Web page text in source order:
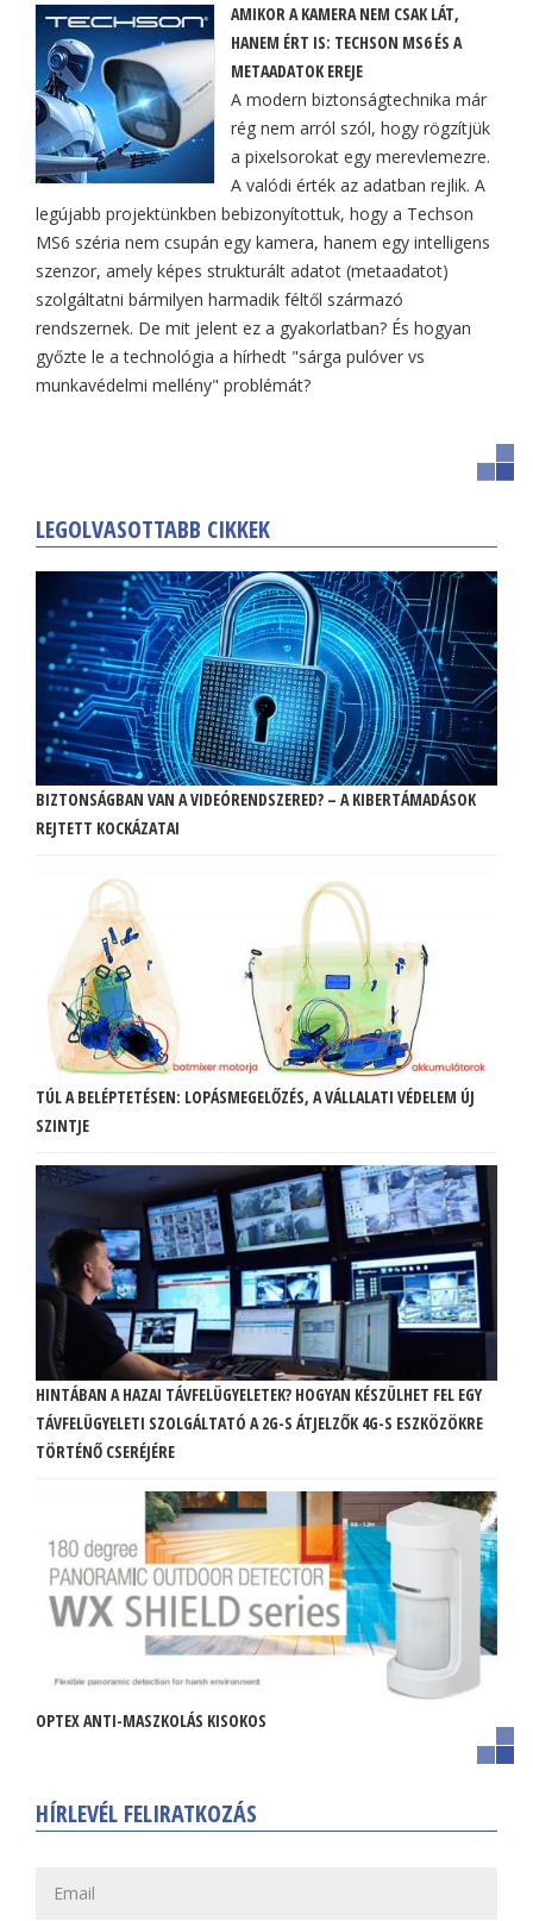
AMIKOR A KAMERA NEM CSAK LÁT,
HANEM ÉRT IS: TECHSON MS6 ÉS A
METAADATOK EREJE
A modern biztonságtechnika már
rég nem arról szól, hogy rögzítjük
a pixelsorokat egy merevlemezre.
A valódi érték az adatban rejlik. A
legújabb projektünkben bebizonyítottuk, hogy a Techson
MS6 széria nem csupán egy kamera, hanem egy intelligens
szenzor, amely képes strukturált adatot (metaadatot)
szolgáltatni bármilyen harmadik féltől származó
rendszernek. De mit jelent ez a gyakorlatban? És hogyan
győzte le a technológia a hírhedt "sárga pulóver vs
munkavédelmi mellény" problémát?
LEGOLVASOTTABB CIKKEK
BIZTONSÁGBAN VAN A VIDEÓRENDSZERED? – A KIBERTÁMADÁSOK
REJTETT KOCKÁZATAI
TÚL A BELÉPTETÉSEN: LOPÁSMEGELŐZÉS, A VÁLLALATI VÉDELEM ÚJ
SZINTJE
HINTÁBAN A HAZAI TÁVFELÜGYELETEK? HOGYAN KÉSZÜLHET FEL EGY
TÁVFELÜGYELETI SZOLGÁLTATÓ A 2G-S ÁTJELZŐK 4G-S ESZKÖZÖKRE
TÖRTÉNŐ CSERÉJÉRE
OPTEX ANTI-MASZKOLÁS KISOKOS
HÍRLEVÉL FELIRATKOZÁS